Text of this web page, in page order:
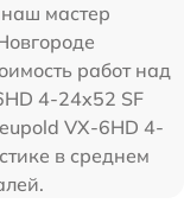
мастер
работ над
4-24x52 SF
VX-6HD 4-
в среднем